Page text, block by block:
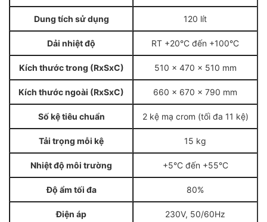
Dung tích sử dụng 120 lít
Dải nhiệt độ RT +20°C đến +100°C
Kích thước trong (RxSxC) 510 x 470 x 510 mm
Kích thước ngoài (RxSxC) 660 x 670 x 790 mm
Số kệ tiêu chuẩn 2 kệ mạ crom (tối đa 11 kệ)
Tải trọng mỗi kệ 15 kg
Nhiệt độ môi trường +5°C đến +55°C
Độ ẩm tối đa 80%
Điện áp 230V, 50/60Hz